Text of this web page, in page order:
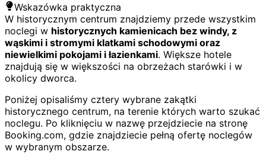
Wskazówka praktyczna
W historycznym centrum znajdziemy przede wszystkim
noclegi w historycznych kamienicach bez windy, z
wąskimi i stromymi klatkami schodowymi oraz
niewielkimi pokojami i łazienkami. Większe hotele
znajdują się w większości na obrzeżach starówki i w
okolicy dworca.
Poniżej opisaliśmy cztery wybrane zakątki
historycznego centrum, na terenie których warto szukać
noclegu. Po kliknięciu w nazwę przejdziecie na stronę
Booking.com, gdzie znajdziecie pełną ofertę noclegów
w wybranym obszarze.